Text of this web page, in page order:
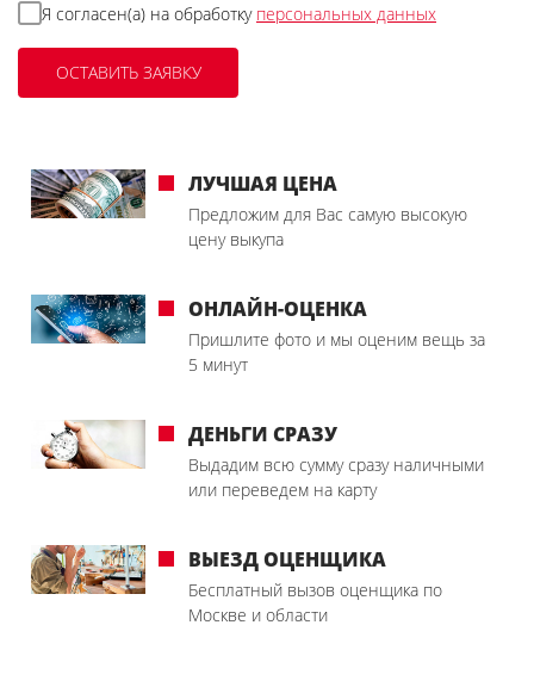
Я согласен(а) на обработку персональных данных
ЛУЧШАЯ ЦЕНА
Предложим для Вас самую высокую
цену выкупа
ОНЛАЙН-ОЦЕНКА
Пришлите фото и мы оценим вещь за
5 минут
ДЕНЬГИ СРАЗУ
Выдадим всю сумму сразу наличными
или переведем на карту
ВЫЕЗД ОЦЕНЩИКА
Бесплатный вызов оценщика по
Москве и области